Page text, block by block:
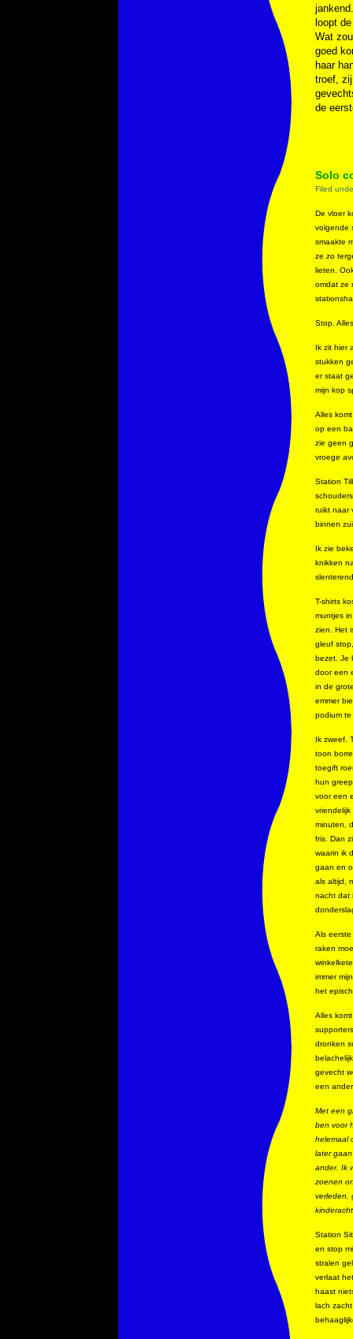
loopt
Wat
goed
haar
troef,
de
Solo
Filed
De vloer
volgende
smaakte
ze zo
lieten.
omdat ze
Stop.
Ik zit hier
stukken
er staat
mijn kop
Alles
op een
zie geen
vroege
Station
ruikt naar
binnen
Ik zie
knikken
T-shirts
muntjes
zien. Het
gleuf
bezet. Je
door een
in de
emmer
podium
Ik zweef.
toon
toegift
hun
voor een
minuten,
fris. Dan
waarin ik
gaan en
als altijd,
nacht dat
Als
raken
immer
het
Alles
dronken
gevecht
een
Met een
ben voor
helemaal
later
ander. Ik
zoenen
verleden,
Station
en stop
stralen
verlaat
haast
lach